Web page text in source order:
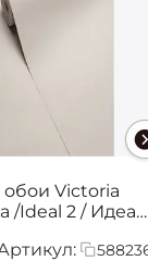
обои Victoria
/Ideal 2 / Идеал